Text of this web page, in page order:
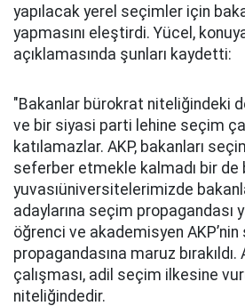
yapılacak yerel seçimler için
yapmasını eleştirdi. Yücel,
açıklamasında şunları kaydetti:
"Bakanlar bürokrat niteliğindeki
ve bir siyasi parti lehine seçim
katılamazlar. AKP, bakanları
seferber etmekle kalmadı bir de
yuvasıüniversitelerimizde
adaylarına seçim propagandası
öğrenci ve akademisyen AKP’nin
propagandasına maruz bırakıldı.
çalışması, adil seçim ilkesine
niteliğindedir.